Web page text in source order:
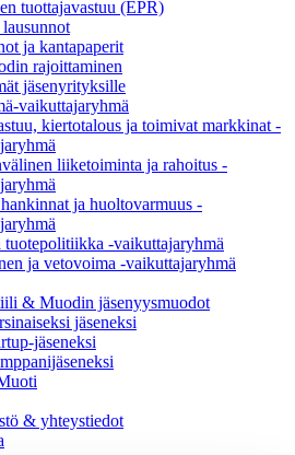
tuottajavastuu (EPR)
ja kantapaperit
rajoittaminen
jäsenyrityksille
vaikuttajaryhmä
kiertotalous ja toimivat markkinat -
liiketoiminta ja rahoitus -
ja huoltovarmuus -
tuotepolitiikka​ -vaikuttajaryhmä
ja vetovoima -vaikuttajaryhmä
& Muodin jäsenyysmuodot
jäseneksi
jäseneksi
& yhteystiedot